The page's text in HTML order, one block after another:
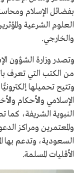
بفضائل الإسلام
العلوم الشرعية
والخارجي.
وتصدر وزارة الشؤون
من الكتب التي تعرف
وتتيح تحميلها
الإسلامي والأحكام
النبوية الشريفة، كما
والمعتمرين ومراكز
السعودية، وتدعم بها
الأقليات المسلمة.